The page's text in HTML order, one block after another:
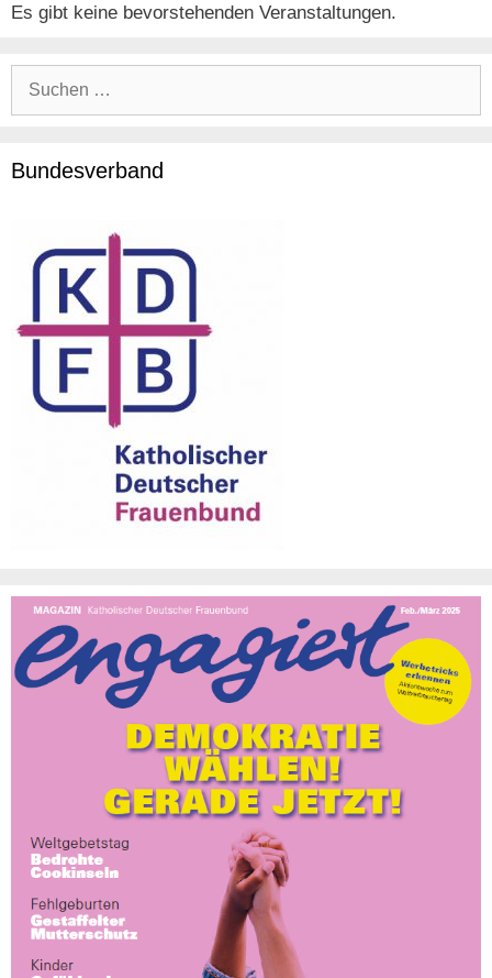
Es gibt keine bevorstehenden Veranstaltungen.
Bundesverband